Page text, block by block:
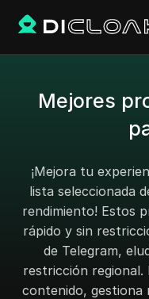
Mejores
¡Mejora tu
lista seleccionada
rendimiento! Estos
rápido y sin
de Telegram,
restricción regional.
contenido, gestiona